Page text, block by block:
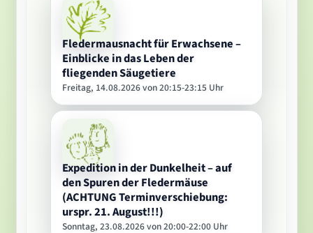
Fledermausnacht für Erwachsene –
Einblicke in das Leben der
fliegenden Säugetiere
Freitag, 14.08.2026 von 20:15-23:15 Uhr
Expedition in der Dunkelheit – auf
den Spuren der Fledermäuse
(ACHTUNG Terminverschiebung:
urspr. 21. August!!!)
Sonntag, 23.08.2026 von 20:00-22:00 Uhr